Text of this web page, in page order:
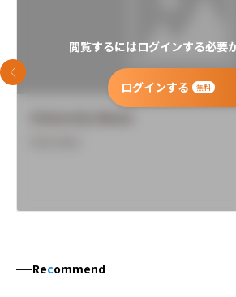
閲覧するにはログインする必要
ログインする 無料
前のスライド
Recommend